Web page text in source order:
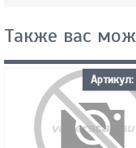
Также вас
Артикул: